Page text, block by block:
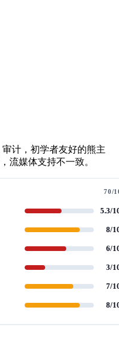
审计，初学者友好的熊主
流媒体支持不一致。
70/
5.3/
8/
6/
3/
7/
8/